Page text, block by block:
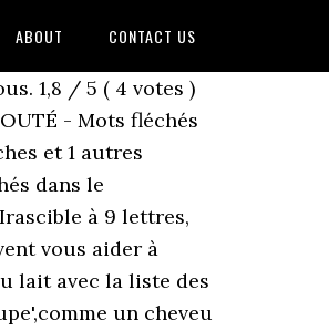
ABOUT CONTACT US
1,8 / 5 ( 4 votes )
- Mots fléchés
et 1 autres
dans le
à 9 lettres,
vous aider à
lait avec la liste des
un cheveu